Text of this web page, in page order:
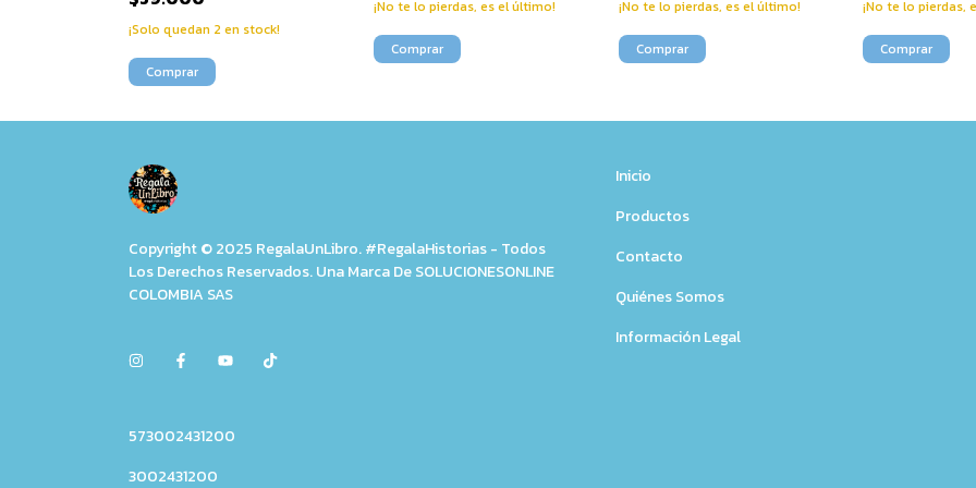
¡Solo quedan 2 en stock!
¡No te lo pierdas, es el último! ¡No te lo pierdas, es el último! ¡No te lo pierdas,
Copyright © 2025 RegalaUnLibro. #RegalaHistorias - Todos
Los Derechos Reservados. Una Marca De SOLUCIONESONLINE
COLOMBIA SAS
573002431200
3002431200
Inicio
Productos
Contacto
Quiénes Somos
Información Legal